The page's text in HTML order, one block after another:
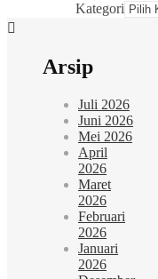
Kategori
Arsip
Juli 2026
Juni 2026
Mei 2026
April
2026
Maret
2026
Februari
2026
Januari
2026